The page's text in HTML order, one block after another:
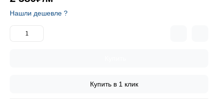
Нашли дешевле ?
Купить в 1 клик